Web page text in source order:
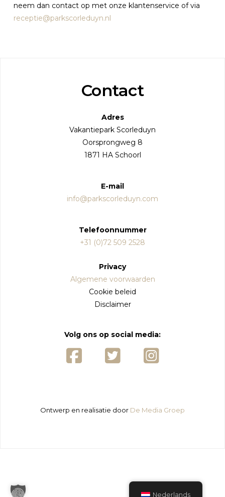
neem dan contact op met onze klantenservice of via
receptie@parkscorleduyn.nl
Contact
Adres
Vakantiepark Scorleduyn
Oorsprongweg 8
1871 HA Schoorl
E-mail
info@parkscorleduyn.com
Telefoonnummer
+31 (0)72 509 2528
Privacy
Algemene voorwaarden
Cookie beleid
Disclaimer
Volg ons op social media:
Ontwerp en realisatie door De Media Groep
Nederlands